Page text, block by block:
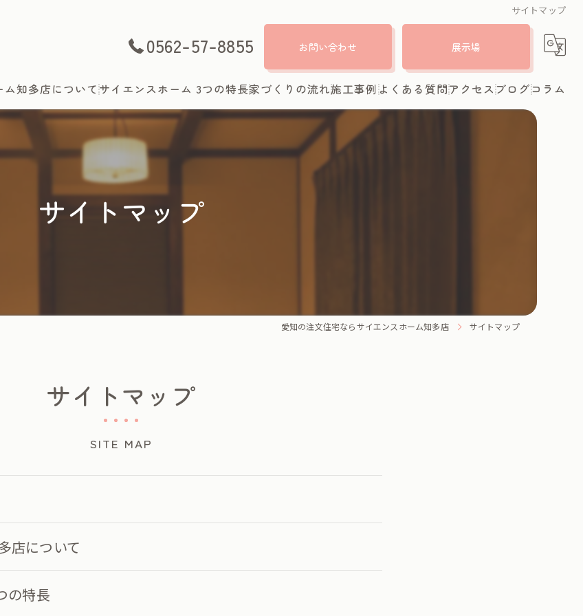
サイトマップ
0562-57-8855 お問い合わせ 展示場
ム知多店についてサイエンスホーム 3つの特長家づくりの流れ施工事例よくある質問アクセスブログコラム
サイトマップ
愛知の注文住宅ならサイエンスホーム知多店 サイトマップ
SITE MAP
サイトマップ
店について
の特長